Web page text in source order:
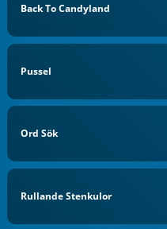
Back To Candyland
Pussel
Ord Sök
Rullande Stenkulor